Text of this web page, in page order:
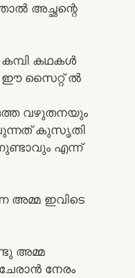
അച്ഛന്റെ
കഥകൾ
ഈ സൈറ്റ് ൽ
വഴുതനയും
കുസൃതി
എന്ന്
അമ്മ ഇവിടെ
അമ്മ
നേരം